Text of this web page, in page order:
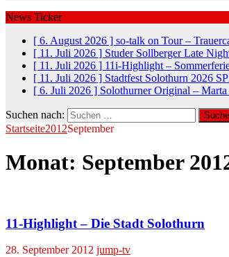
News Ticker
[ 6. August 2026 ] so-talk on Tour –
[ 11. Juli 2026 ] Studer Sollberger Late
[ 11. Juli 2026 ] 11i-Highlight –
[ 11. Juli 2026 ] Stadtfest Solothurn 2026
[ 6. Juli 2026 ] Solothurner Original –
Suchen nach:
Startseite2012September
Monat: September
11-Highlight – Die Stadt Solothurn
28. September 2012 jump-tv